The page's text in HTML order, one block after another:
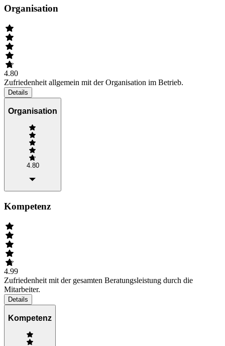
Organisation
4.80
Zufriedenheit allgemein mit der Organisation im Betrieb.
Details
Organisation
4.80
Kompetenz
4.99
Zufriedenheit mit der gesamten Beratungsleistung durch die
Mitarbeiter.
Details
Kompetenz